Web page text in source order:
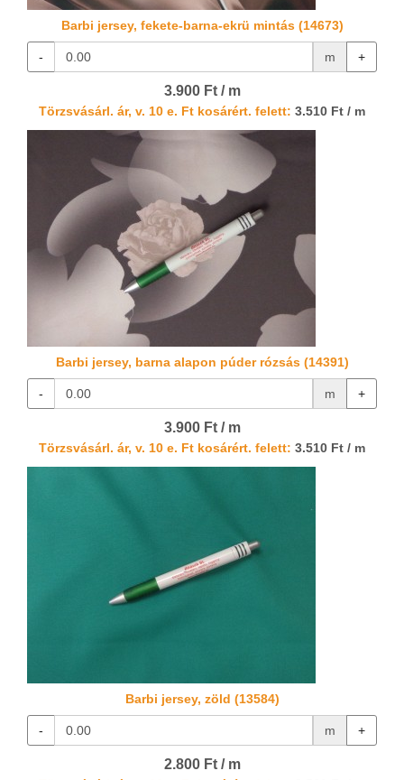
Barbi jersey, fekete-barna-ekrü mintás (14673)
- m +
3.900 Ft / m
Törzsvásárl. ár, v. 10 e. Ft kosárért. felett: 3.510 Ft / m
Barbi jersey, barna alapon púder rózsás (14391)
- m +
3.900 Ft / m
Törzsvásárl. ár, v. 10 e. Ft kosárért. felett: 3.510 Ft / m
Barbi jersey, zöld (13584)
- m +
2.800 Ft / m